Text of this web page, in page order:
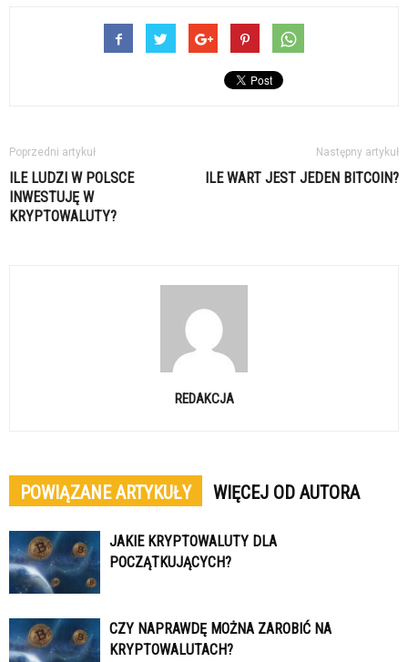
Poprzedni artykuł
ILE LUDZI W POLSCE
INWESTUJĘ W
KRYPTOWALUTY?
Następny artykuł
ILE WART JEST JEDEN BITCOIN?
REDAKCJA
POWIĄZANE ARTYKUŁY WIĘCEJ OD AUTORA
JAKIE KRYPTOWALUTY DLA
POCZĄTKUJĄCYCH?
CZY NAPRAWDĘ MOŻNA ZAROBIĆ NA
KRYPTOWALUTACH?